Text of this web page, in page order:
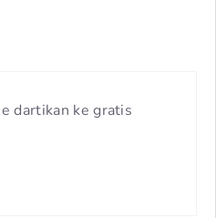
dartikan ke gratis